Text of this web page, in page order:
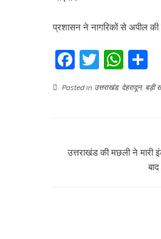
प्रशासन ने नागरिकों से अपील
Facebook
Twitter
Posted in उत्तराखंड, देहरादून, बड़ी
उत्तराखंड की मछली ने मारी